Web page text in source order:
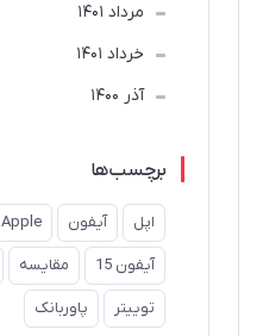
مرداد 1401
خرداد 1401
آذر 1400
برچسب‌ها
اپل آیفون Apple
آیفون 15 مقایسه
توییتر پاوربانک